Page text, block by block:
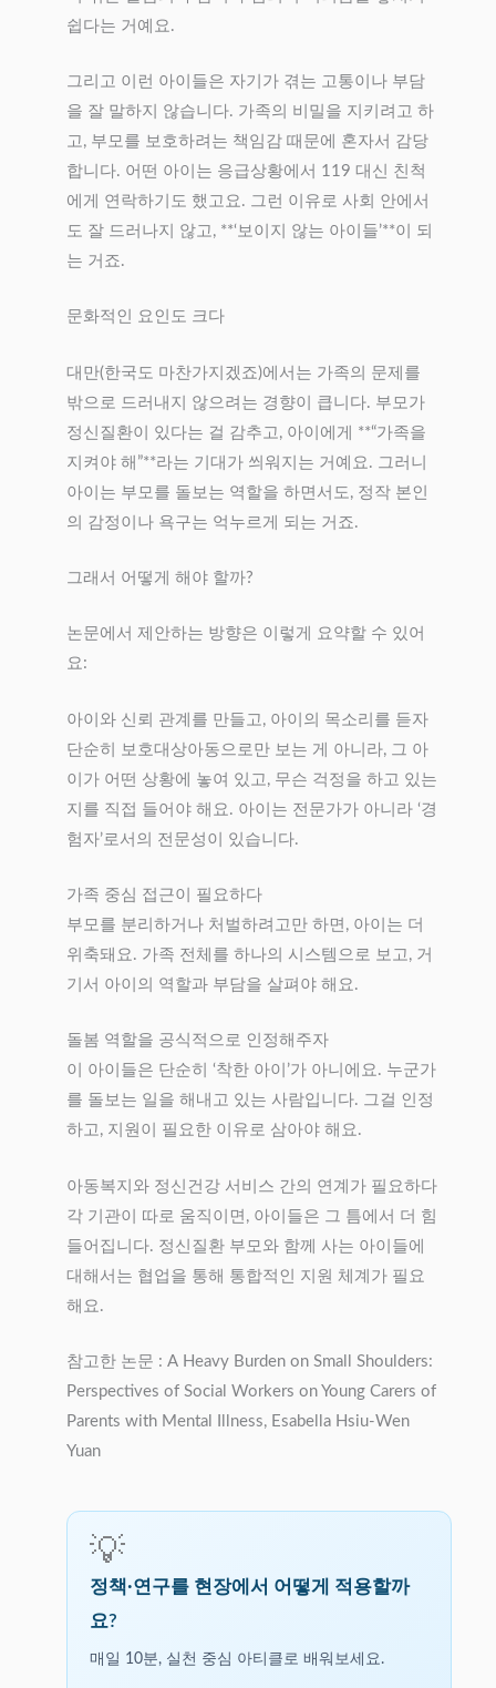
쉽다는 거예요.
그리고 이런 아이들은 자기가 겪는 고통이나 부담
을 잘 말하지 않습니다. 가족의 비밀을 지키려고 하
고, 부모를 보호하려는 책임감 때문에 혼자서 감당
합니다. 어떤 아이는 응급상황에서 119 대신 친척
에게 연락하기도 했고요. 그런 이유로 사회 안에서
도 잘 드러나지 않고, **‘보이지 않는 아이들’**이 되
는 거죠.
문화적인 요인도 크다
대만(한국도 마찬가지겠죠)에서는 가족의 문제를
밖으로 드러내지 않으려는 경향이 큽니다. 부모가
정신질환이 있다는 걸 감추고, 아이에게 **“가족을
지켜야 해”**라는 기대가 씌워지는 거예요. 그러니
아이는 부모를 돌보는 역할을 하면서도, 정작 본인
의 감정이나 욕구는 억누르게 되는 거죠.
그래서 어떻게 해야 할까?
논문에서 제안하는 방향은 이렇게 요약할 수 있어
요:
아이와 신뢰 관계를 만들고, 아이의 목소리를 듣자
단순히 보호대상아동으로만 보는 게 아니라, 그 아
이가 어떤 상황에 놓여 있고, 무슨 걱정을 하고 있는
지를 직접 들어야 해요. 아이는 전문가가 아니라 ‘경
험자’로서의 전문성이 있습니다.
가족 중심 접근이 필요하다
부모를 분리하거나 처벌하려고만 하면, 아이는 더
위축돼요. 가족 전체를 하나의 시스템으로 보고, 거
기서 아이의 역할과 부담을 살펴야 해요.
돌봄 역할을 공식적으로 인정해주자
이 아이들은 단순히 ‘착한 아이’가 아니에요. 누군가
를 돌보는 일을 해내고 있는 사람입니다. 그걸 인정
하고, 지원이 필요한 이유로 삼아야 해요.
아동복지와 정신건강 서비스 간의 연계가 필요하다
각 기관이 따로 움직이면, 아이들은 그 틈에서 더 힘
들어집니다. 정신질환 부모와 함께 사는 아이들에
대해서는 협업을 통해 통합적인 지원 체계가 필요
해요.
참고한 논문 : A Heavy Burden on Small Shoulders:
Perspectives of Social Workers on Young Carers of
Parents with Mental Illness, Esabella Hsiu‐Wen
Yuan
💡
정책·연구를 현장에서 어떻게 적용할까
요?
매일 10분, 실천 중심 아티클로 배워보세요.